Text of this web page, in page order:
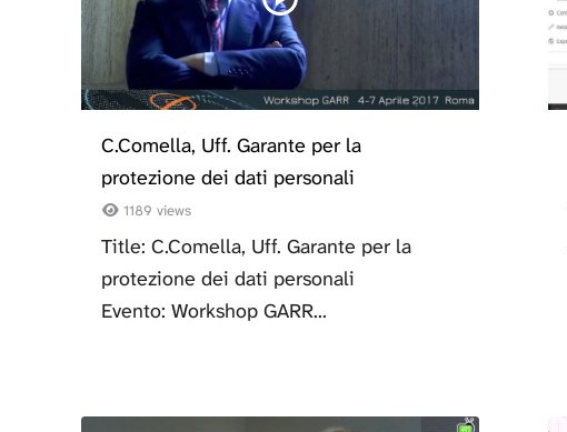
C.Comella, Uff. Garante per la
protezione dei dati personali
1189 views
Title: C.Comella, Uff. Garante per la
protezione dei dati personali
Evento: Workshop GARR...